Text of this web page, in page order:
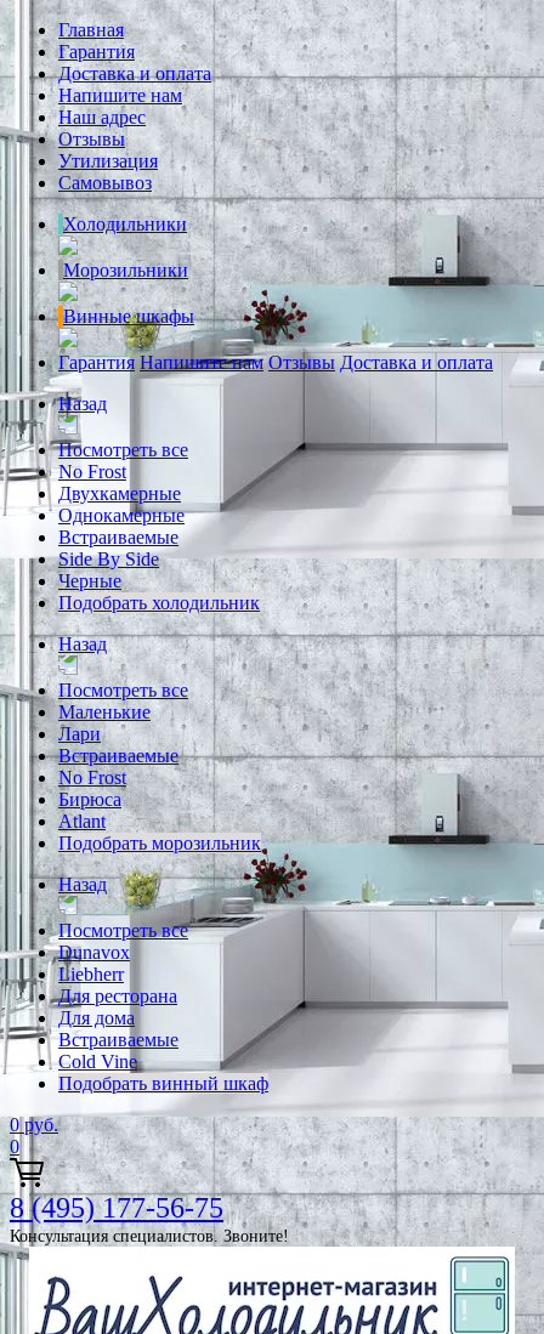
Главная
Гарантия
Доставка и оплата
Напишите нам
Наш адрес
Отзывы
Утилизация
Самовывоз
Холодильники
Морозильники
Винные шкафы
Гарантия Напишите нам Отзывы Доставка и оплата
Назад
Посмотреть все
No Frost
Двухкамерные
Однокамерные
Встраиваемые
Side By Side
Черные
Подобрать холодильник
Назад
Посмотреть все
Маленькие
Лари
Встраиваемые
No Frost
Бирюса
Atlant
Подобрать морозильник
Назад
Посмотреть все
Dunavox
Liebherr
Для ресторана
Для дома
Встраиваемые
Cold Vine
Подобрать винный шкаф
0 руб.
0
8 (495) 177-56-75
Консультация специалистов. Звоните!